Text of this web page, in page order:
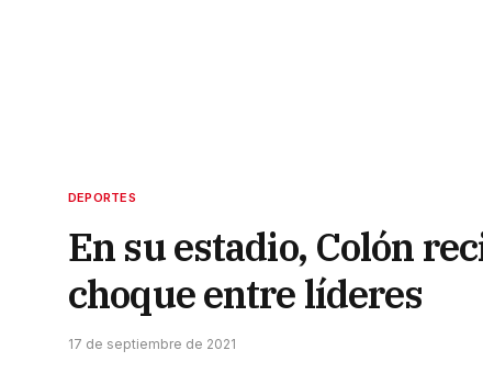
DEPORTES
En su estadio, Colón
choque entre líderes
17 de septiembre de 2021